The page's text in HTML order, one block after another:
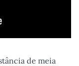
de meia